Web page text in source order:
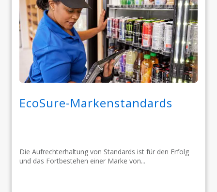
EcoSure-Markenstandards
Die Aufrechterhaltung von Standards ist für den Erfolg
und das Fortbestehen einer Marke von...